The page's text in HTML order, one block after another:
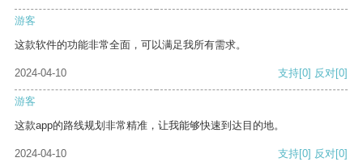
游客
这款软件的功能非常全面，可以满足我所有需求。
2024-04-10 支持[0] 反对[0]
游客
这款app的路线规划非常精准，让我能够快速到达目的地。
2024-04-10 支持[0] 反对[0]